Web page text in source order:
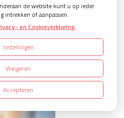
de website kunt u op ieder
intrekken of aanpassen.
en Cookieverklaring.
Instellingen
Weigeren
Accepteren